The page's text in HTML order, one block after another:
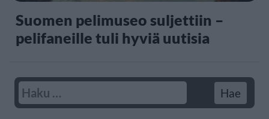
Suomen pelimuseo suljettiin –
pelifaneille tuli hyviä uutisia